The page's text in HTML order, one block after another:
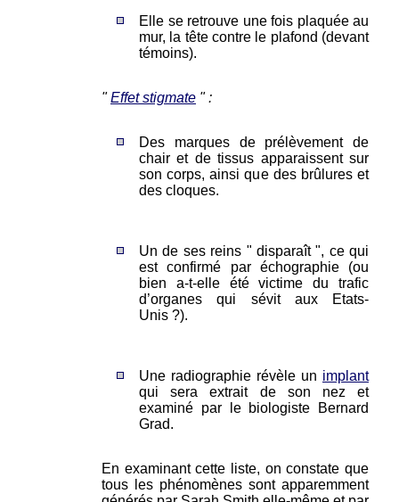
Elle se retrouve une fois plaquée au
mur, la tête contre le plafond (devant
témoins).
"Effet stigmate " :
Des marques de prélèvement de
chair et de tissus apparaissent sur
son corps, ainsi que des brûlures et
des cloques.
Un de ses reins " disparaît ", ce qui
est confirmé par échographie (ou
bien a-t-elle été victime du trafic
d’organes qui sévit aux Etats-
Unis ?).
Une radiographie révèle un implant
qui sera extrait de son nez et
examiné par le biologiste Bernard
Grad.
En examinant cette liste, on constate que
tous les phénomènes sont apparemment